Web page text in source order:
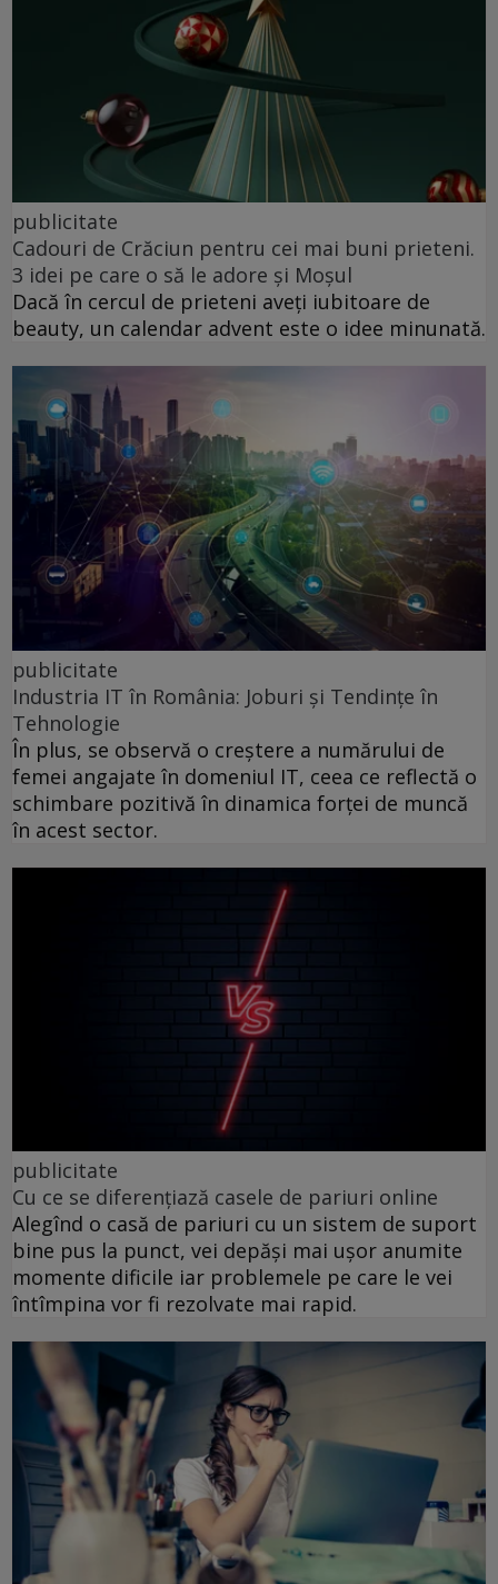
publicitate
Cadouri de Crăciun pentru cei mai buni prieteni.
3 idei pe care o să le adore și Moșul
Dacă în cercul de prieteni aveți iubitoare de
beauty, un calendar advent este o idee minunată.
publicitate
Industria IT în România: Joburi și Tendințe în
Tehnologie
În plus, se observă o creștere a numărului de
femei angajate în domeniul IT, ceea ce reflectă o
schimbare pozitivă în dinamica forței de muncă
în acest sector.
publicitate
Cu ce se diferențiază casele de pariuri online
Alegînd o casă de pariuri cu un sistem de suport
bine pus la punct, vei depăși mai ușor anumite
momente dificile iar problemele pe care le vei
întîmpina vor fi rezolvate mai rapid.